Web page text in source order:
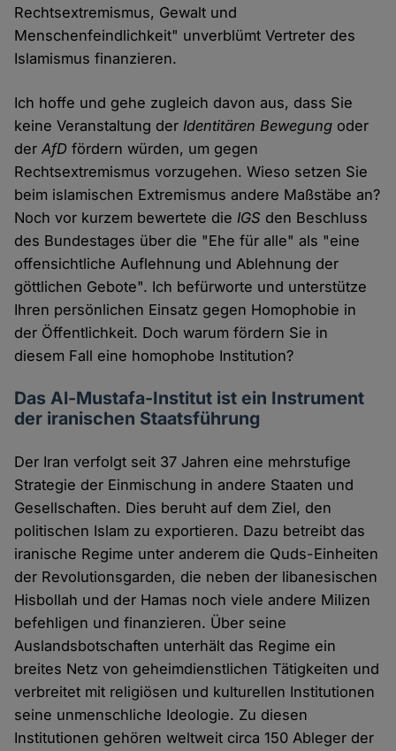
Rechtsextremismus, Gewalt und
Menschenfeindlichkeit" unverblümt Vertreter des
Islamismus finanzieren.
Ich hoffe und gehe zugleich davon aus, dass Sie
keine Veranstaltung derIdentitären Bewegung oder
derAfD fördern würden, um gegen
Rechtsextremismus vorzugehen. Wieso setzen Sie
beim islamischen Extremismus andere Maßstäbe an?
Noch vor kurzem bewertete dieIGS den Beschluss
des Bundestages über die "Ehe für alle" als "eine
offensichtliche Auflehnung und Ablehnung der
göttlichen Gebote". Ich befürworte und unterstütze
Ihren persönlichen Einsatz gegen Homophobie in
der Öffentlichkeit. Doch warum fördern Sie in
diesem Fall eine homophobe Institution?
Das Al-Mustafa-Institut ist ein Instrument
der iranischen Staatsführung
Der Iran verfolgt seit 37 Jahren eine mehrstufige
Strategie der Einmischung in andere Staaten und
Gesellschaften. Dies beruht auf dem Ziel, den
politischen Islam zu exportieren. Dazu betreibt das
iranische Regime unter anderem die Quds-Einheiten
der Revolutionsgarden, die neben der libanesischen
Hisbollah und der Hamas noch viele andere Milizen
befehligen und finanzieren. Über seine
Auslandsbotschaften unterhält das Regime ein
breites Netz von geheimdienstlichen Tätigkeiten und
verbreitet mit religiösen und kulturellen Institutionen
seine unmenschliche Ideologie. Zu diesen
Institutionen gehören weltweit circa 150 Ableger der